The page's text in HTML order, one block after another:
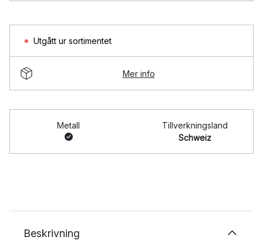
Utgått ur sortimentet
Mer info
Metall
Tillverkningsland
Schweiz
Beskrivning